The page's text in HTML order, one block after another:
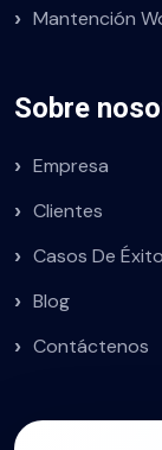
Mantención
Sobre
Empresa
Clientes
Casos De Éxito
Blog
Contáctenos